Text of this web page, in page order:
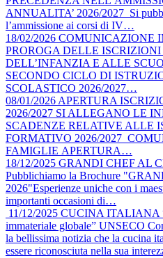
ANNUALITA’ 2026/2027 Si
l’ammissione ai corsi di IV…
18/02/2026 COMUNICAZIONE
PROROGA DELLE
DELL’INFANZIA E ALLE
SECONDO CICLO DI
SCOLASTICO 2026/2027…
08/01/2026 APERTURA
2026/2027 SI ALLEGANO LE
SCADENZE RELATIVE ALLE
FORMATIVO 2026/2027
FAMIGLIE APERTURA…
18/12/2025 GRANDI CHEF AL
Pubblichiamo la Brochure
2026"Esperienze uniche con i
importanti occasioni di…
11/12/2025 CUCINA ITALIANA
immateriale globale” UNSECO
la bellissima notizia che la cucina
essere riconosciuta nella sua